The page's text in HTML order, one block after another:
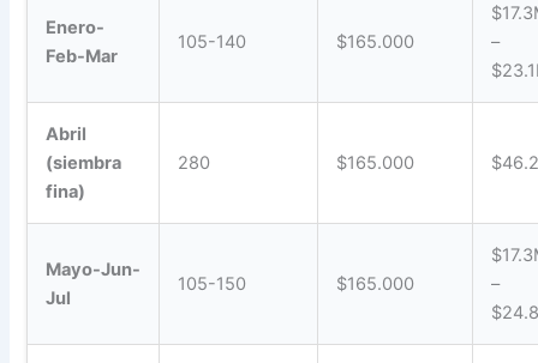
Enero-
Feb-Mar
105-140 $165.000
–
Abril
(siembra
fina)
280 $165.000
Mayo-Jun-
Jul
105-150 $165.000
–